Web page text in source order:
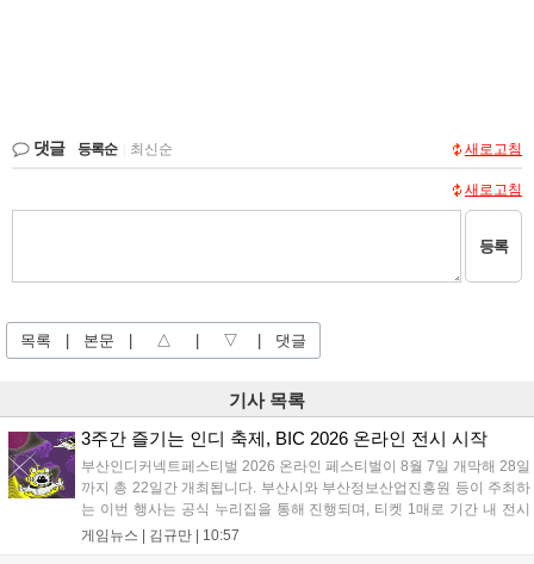
댓글 등록순 최신순 새로고침
새로고침
등록
목록 본문 △ ▽ 댓글
기사 목록
3주간 즐기는 인디 축제, BIC 2026 온라인 전시 시작
부산인디커넥트페스티벌 2026 온라인 페스티벌이 8월 7일 개막해 28일
까지 총 22일간 개최됩니다. 부산시와 부산정보산업진흥원 등이 주최하
는 이번 행사는 공식 누리집을 통해 진행되며, 티켓 1매로 기간 내 전시
작을 제한 없이 체험할 수 있습니다. 일반 및 루키 부문 등 다양한 인디게
게임뉴스 | 김규만 10:57